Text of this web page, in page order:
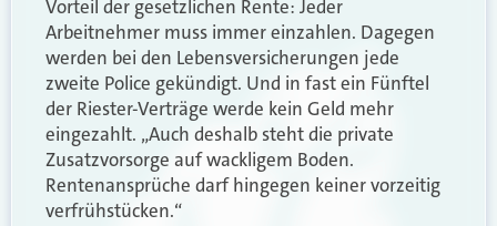
Vorteil der gesetzlichen Rente: Jeder
Arbeitnehmer muss immer einzahlen. Dagegen
werden bei den Lebensversicherungen jede
zweite Police gekündigt. Und in fast ein Fünftel
der Riester-Verträge werde kein Geld mehr
eingezahlt. „Auch deshalb steht die private
Zusatzvorsorge auf wackligem Boden.
Rentenansprüche darf hingegen keiner vorzeitig
verfrühstücken.“